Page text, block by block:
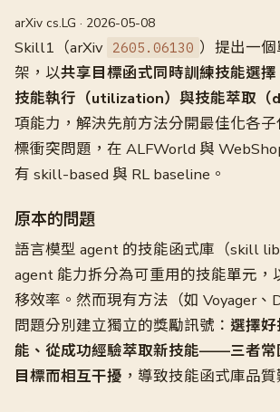
arXiv cs.LG · 2026-05-08
Skill1（arXiv 2605.06130 ）提出一
架，以共享目標函式同時訓練技能選
技能執行（utilization）與技能萃取（
項能力，解決先前方法分開最佳化各
標衝突問題，在 ALFWorld 與
有 skill-based 與 RL baseline。
原本的問題
語言模型 agent 的技能函式庫（skill
agent 能力拆分為可重用的技能單元，
移效率。然而現有方法（如 Voyager、
問題分別建立獨立的獎勵訊號： 選擇
能、從成功經驗萃取新技能——三者常
目標而相互干擾 ，導致技能函式庫品